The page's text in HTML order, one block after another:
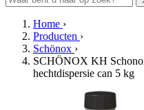
Home ›
Producten ›
Schönox ›
SCHÖNOX KH
hechtdispersie can 5 kg